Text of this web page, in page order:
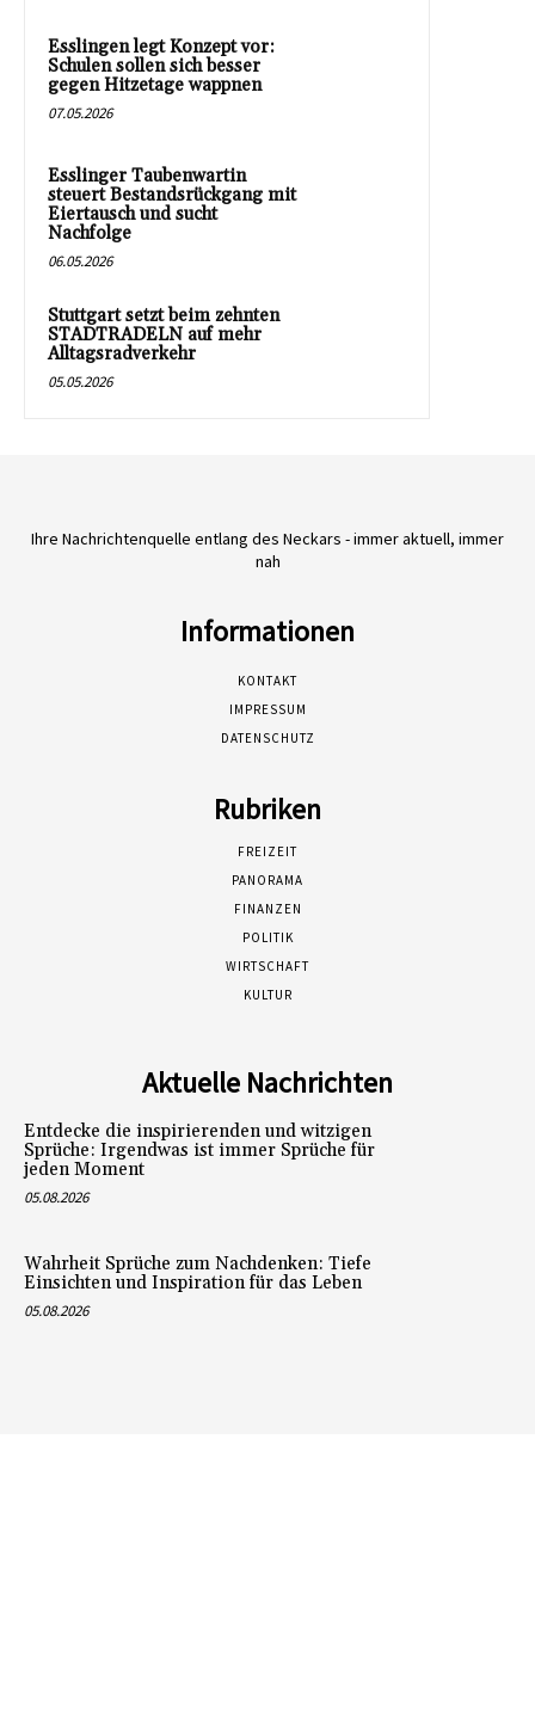
Esslingen legt Konzept vor:
Schulen sollen sich besser
gegen Hitzetage wappnen
07.05.2026
Esslinger Taubenwartin
steuert Bestandsrückgang mit
Eiertausch und sucht
Nachfolge
06.05.2026
Stuttgart setzt beim zehnten
STADTRADELN auf mehr
Alltagsradverkehr
05.05.2026
Ihre Nachrichtenquelle entlang des Neckars - immer aktuell, immer
nah
Informationen
KONTAKT
IMPRESSUM
DATENSCHUTZ
Rubriken
FREIZEIT
PANORAMA
FINANZEN
POLITIK
WIRTSCHAFT
KULTUR
Aktuelle Nachrichten
Entdecke die inspirierenden und witzigen
Sprüche: Irgendwas ist immer Sprüche für
jeden Moment
05.08.2026
Wahrheit Sprüche zum Nachdenken: Tiefe
Einsichten und Inspiration für das Leben
05.08.2026